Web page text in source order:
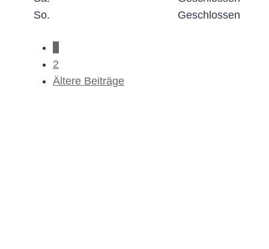
So.
Geschlossen
Posts
navigation
2
Ältere Beiträge